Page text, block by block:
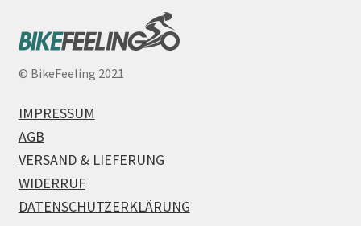
© BikeFeeling 2021
IMPRESSUM
AGB
VERSAND & LIEFERUNG
WIDERRUF
DATENSCHUTZERKLÄRUNG